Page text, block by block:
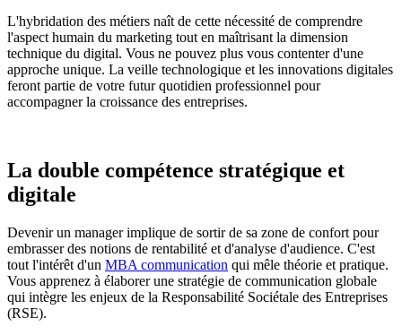
L'hybridation des métiers naît de cette nécessité de comprendre
l'aspect humain du marketing tout en maîtrisant la dimension
technique du digital. Vous ne pouvez plus vous contenter d'une
approche unique. La veille technologique et les innovations digitales
feront partie de votre futur quotidien professionnel pour
accompagner la croissance des entreprises.
La double compétence stratégique et
digitale
Devenir un manager implique de sortir de sa zone de confort pour
embrasser des notions de rentabilité et d'analyse d'audience. C'est
tout l'intérêt d'un MBA communication qui mêle théorie et pratique.
Vous apprenez à élaborer une stratégie de communication globale
qui intègre les enjeux de la Responsabilité Sociétale des Entreprises
(RSE).